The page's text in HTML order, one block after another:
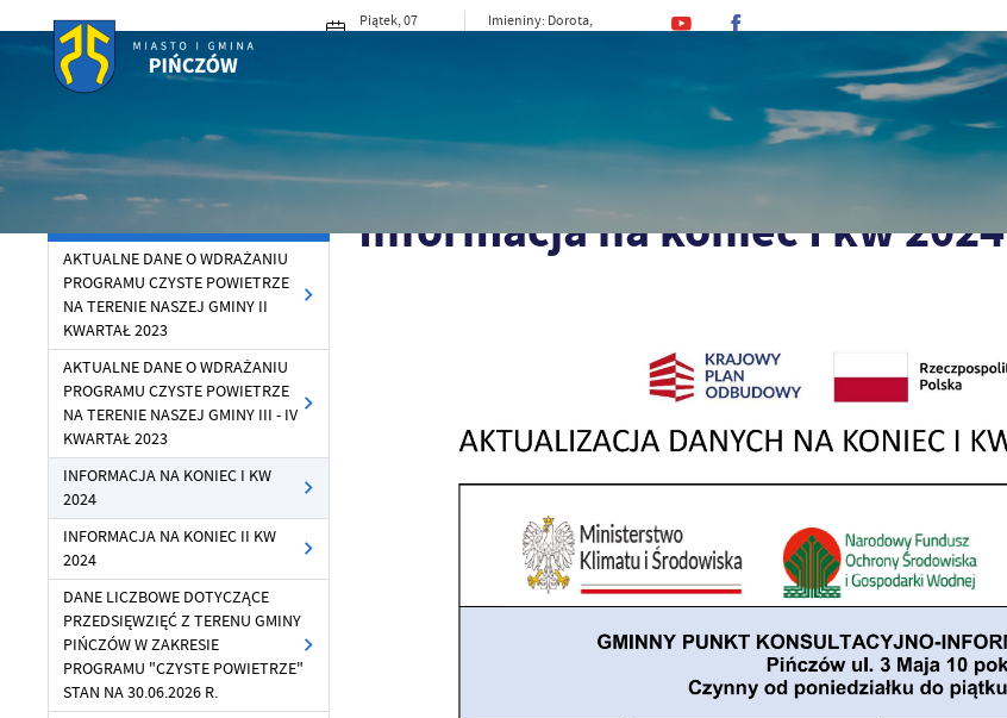
Piątek, 07
Imieniny: Dorota,
DLA MIESZKAŃCA
Powróć do: Czyste Powietrze Strona główna Dla Mieszkańca Czyste powietrze Informacja na koniec I kw 2024
CZYSTE POWIETRZE
AKTUALNE DANE O WDRAŻANIU
PROGRAMU CZYSTE POWIETRZE
NA TERENIE NASZEJ GMINY II
KWARTAŁ 2023
AKTUALNE DANE O WDRAŻANIU
PROGRAMU CZYSTE POWIETRZE
NA TERENIE NASZEJ GMINY III - IV
KWARTAŁ 2023
INFORMACJA NA KONIEC I KW
2024
INFORMACJA NA KONIEC II KW
2024
DANE LICZBOWE DOTYCZĄCE
PRZEDSIĘWZIĘĆ Z TERENU GMINY
PIŃCZÓW W ZAKRESIE
PROGRAMU "CZYSTE POWIETRZE"
STAN NA 30.06.2026 R.
Informacja na koniec I kw 2024